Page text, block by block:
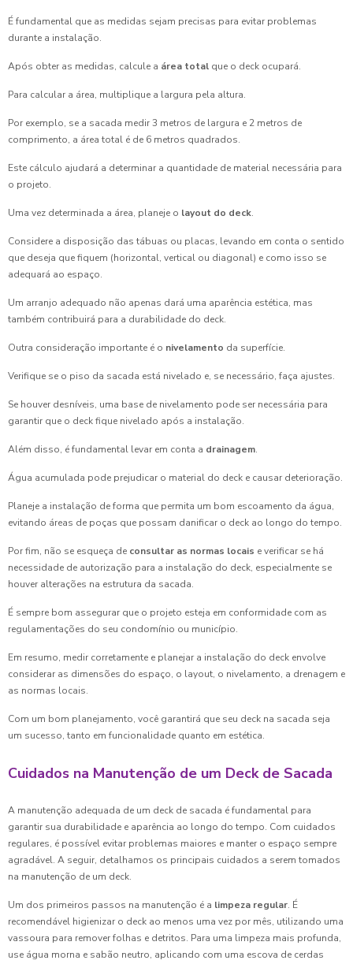
É fundamental que as medidas sejam precisas para evitar problemas
durante a instalação.
Após obter as medidas, calcule a área total que o deck ocupará.
Para calcular a área, multiplique a largura pela altura.
Por exemplo, se a sacada medir 3 metros de largura e 2 metros de
comprimento, a área total é de 6 metros quadrados.
Este cálculo ajudará a determinar a quantidade de material necessária para
o projeto.
Uma vez determinada a área, planeje o layout do deck.
Considere a disposição das tábuas ou placas, levando em conta o sentido
que deseja que fiquem (horizontal, vertical ou diagonal) e como isso se
adequará ao espaço.
Um arranjo adequado não apenas dará uma aparência estética, mas
também contribuirá para a durabilidade do deck.
Outra consideração importante é o nivelamento da superfície.
Verifique se o piso da sacada está nivelado e, se necessário, faça ajustes.
Se houver desníveis, uma base de nivelamento pode ser necessária para
garantir que o deck fique nivelado após a instalação.
Além disso, é fundamental levar em conta a drainagem.
Água acumulada pode prejudicar o material do deck e causar deterioração.
Planeje a instalação de forma que permita um bom escoamento da água,
evitando áreas de poças que possam danificar o deck ao longo do tempo.
Por fim, não se esqueça de consultar as normas locais e verificar se há
necessidade de autorização para a instalação do deck, especialmente se
houver alterações na estrutura da sacada.
É sempre bom assegurar que o projeto esteja em conformidade com as
regulamentações do seu condomínio ou município.
Em resumo, medir corretamente e planejar a instalação do deck envolve
considerar as dimensões do espaço, o layout, o nivelamento, a drenagem e
as normas locais.
Com um bom planejamento, você garantirá que seu deck na sacada seja
um sucesso, tanto em funcionalidade quanto em estética.
Cuidados na Manutenção de um Deck de Sacada
A manutenção adequada de um deck de sacada é fundamental para
garantir sua durabilidade e aparência ao longo do tempo. Com cuidados
regulares, é possível evitar problemas maiores e manter o espaço sempre
agradável. A seguir, detalhamos os principais cuidados a serem tomados
na manutenção de um deck.
Um dos primeiros passos na manutenção é a limpeza regular. É
recomendável higienizar o deck ao menos uma vez por mês, utilizando uma
vassoura para remover folhas e detritos. Para uma limpeza mais profunda,
use água morna e sabão neutro, aplicando com uma escova de cerdas